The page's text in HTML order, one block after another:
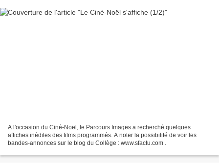
A l'occasion du Ciné-Noël, le Parcours Images a recherché quelques
affiches inédites des films programmés. A noter la possibilité de voir les
bandes-annonces sur le blog du Collège : www.sfactu.com .